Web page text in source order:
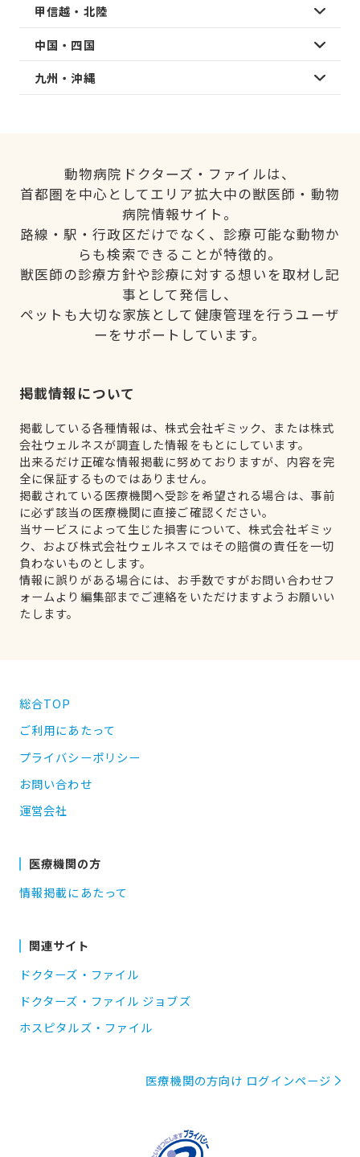
甲信越・北陸
中国・四国
九州・沖縄
動物病院ドクターズ・ファイルは、
首都圏を中心としてエリア拡大中の獣医師・動物
病院情報サイト。
路線・駅・行政区だけでなく、診療可能な動物か
らも検索できることが特徴的。
獣医師の診療方針や診療に対する想いを取材し記
事として発信し、
ペットも大切な家族として健康管理を行うユーザ
ーをサポートしています。
掲載情報について
掲載している各種情報は、株式会社ギミック、または株式
会社ウェルネスが調査した情報をもとにしています。
出来るだけ正確な情報掲載に努めておりますが、内容を完
全に保証するものではありません。
掲載されている医療機関へ受診を希望される場合は、事前
に必ず該当の医療機関に直接ご確認ください。
当サービスによって生じた損害について、株式会社ギミッ
ク、および株式会社ウェルネスではその賠償の責任を一切
負わないものとします。
情報に誤りがある場合には、お手数ですがお問い合わせフ
ォームより編集部までご連絡をいただけますようお願いい
たします。
総合TOP
ご利用にあたって
プライバシーポリシー
お問い合わせ
運営会社
医療機関の方
情報掲載にあたって
関連サイト
ドクターズ・ファイル
ドクターズ・ファイル ジョブズ
ホスピタルズ・ファイル
医療機関の方向け ログインページ